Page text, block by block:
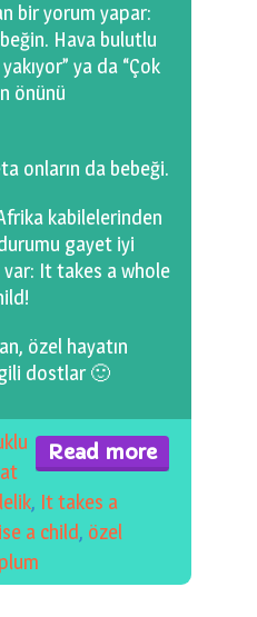
bir yorum yapar:
Hava bulutlu
ya da “Çok
önünü
onların da bebeği.
kabilelerinden
durumu gayet iyi
It takes a whole
özel hayatın
dostlar 🙂
Read more
, It takes a
a child, özel